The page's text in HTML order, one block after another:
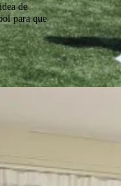
de
para que